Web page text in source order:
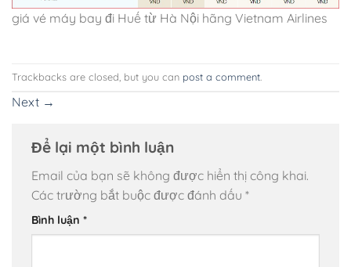
giá vé máy bay đi Huế từ Hà Nội hãng Vietnam Airlines
Trackbacks are closed, but you can post a comment
Next →
Để lại một bình luận
Email của bạn sẽ không được hiển thị công khai.
Các trường bắt buộc được đánh dấu *
Bình luận *